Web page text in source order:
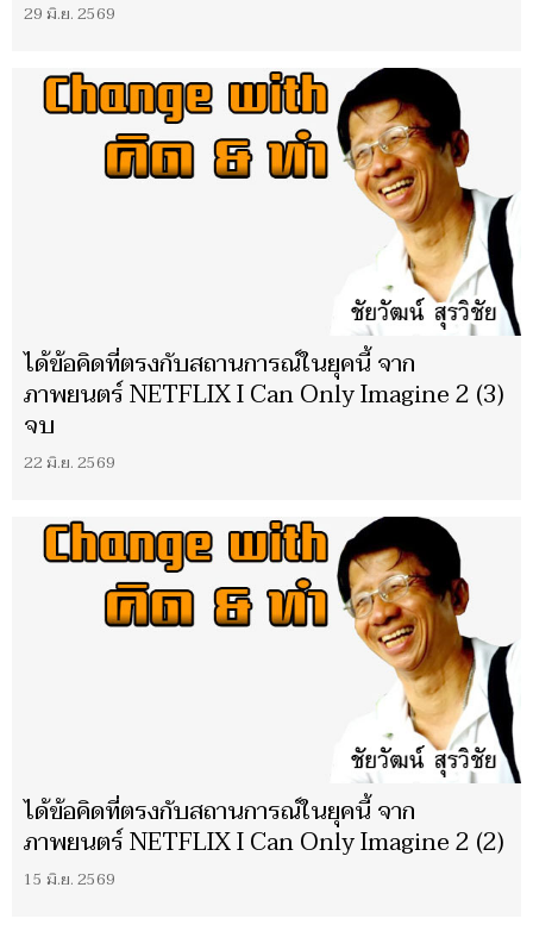
29 มิ.ย. 2569
ได้ข้อคิดที่ตรงกับสถานการณ์ในยุคนี้ จาก
ภาพยนตร์ NETFLIX I Can Only Imagine 2 (3)
จบ
22 มิ.ย. 2569
ได้ข้อคิดที่ตรงกับสถานการณ์ในยุคนี้ จาก
ภาพยนตร์ NETFLIX I Can Only Imagine 2 (2)
15 มิ.ย. 2569